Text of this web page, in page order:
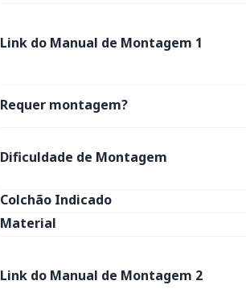
Link do Manual de Montagem 1
Requer montagem?
Dificuldade de Montagem
Colchão Indicado
Material
Link do Manual de Montagem 2